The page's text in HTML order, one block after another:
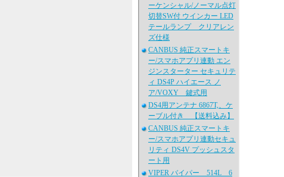
ーケンシャル/ノーマル点灯
切替SW付 ウインカー LED
テールランプ クリアレン
ズ仕様
CANBUS 純正スマートキ
ー/スマホアプリ連動 エン
ジンスターター セキュリテ
ィ DS4P ハイエース ノ
ア/VOXY 鍵式用
DS4用アンテナ 6867T,、ケ
ーブル付き 【送料込み】
CANBUS 純正スマートキ
ー/スマホアプリ連動セキュ
リティ DS4V プッシュスタ
ート用
VIPER バイパー 514L 6